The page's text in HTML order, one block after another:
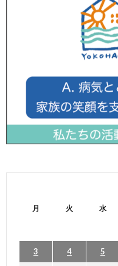
月 火 水
3 4 5